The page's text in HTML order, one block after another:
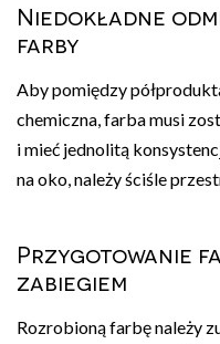
Niedokładne
farby
Aby pomiędzy
chemiczna, farba musi
i mieć jednolitą
na oko, należy ściśle
Przygotowanie
zabiegiem
Rozrobioną farbę należy